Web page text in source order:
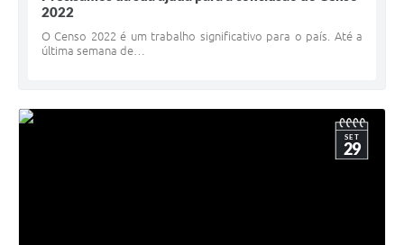
2022
O Censo 2022 é um trabalho significativo para o país. Até a
última semana de…
SET
29